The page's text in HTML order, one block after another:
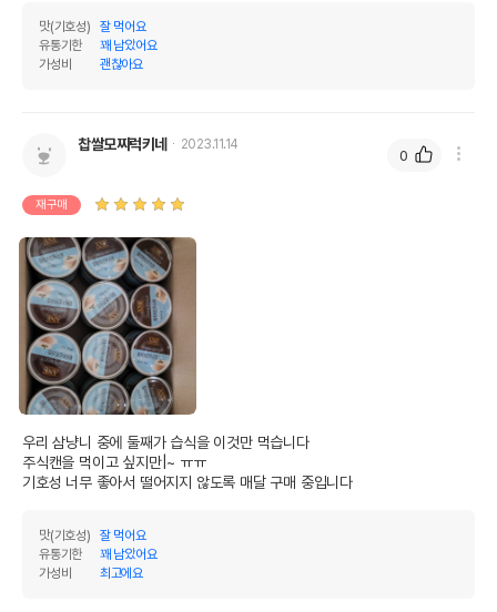
조지방
조섬유질
칼슘 0%
오메가3
오메가6
수분
탄수화물
기타성분
상세 정보
원료구성 흰살참치,닭고기,정제수,젤리
제품 타입
권장 연령
맛(기호성)
잘 먹어요
유통기한
꽤 남았어요
가성비
괜찮아요
찹쌀모찌럭키네 2023.11.14
재구매
우리 삼냥니 중에 둘째가 습식을 이것만 먹습니다
주식캔을 먹이고 싶지만|~ ㅠㅠ
기호성 너무 좋아서 떨어지지 않도록 매달 구매 중입니다
맛(기호성)
잘 먹어요
유통기한
꽤 남았어요
가성비
최고에요
0